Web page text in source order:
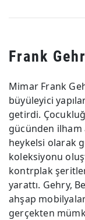
Frank
Mimar Frank
büyüleyici
getirdi.
gücünden ilham
heykelsi olarak
koleksiyonu
kontrplak
yarattı. Gehry,
ahşap
gerçekten